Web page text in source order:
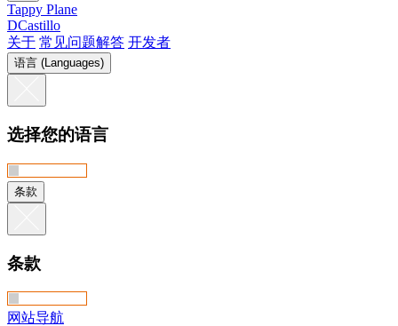
Tappy Plane
DCastillo
关于 常见问题解答 开发者
语言 (Languages)
选择您的语言
条款
条款
网站导航